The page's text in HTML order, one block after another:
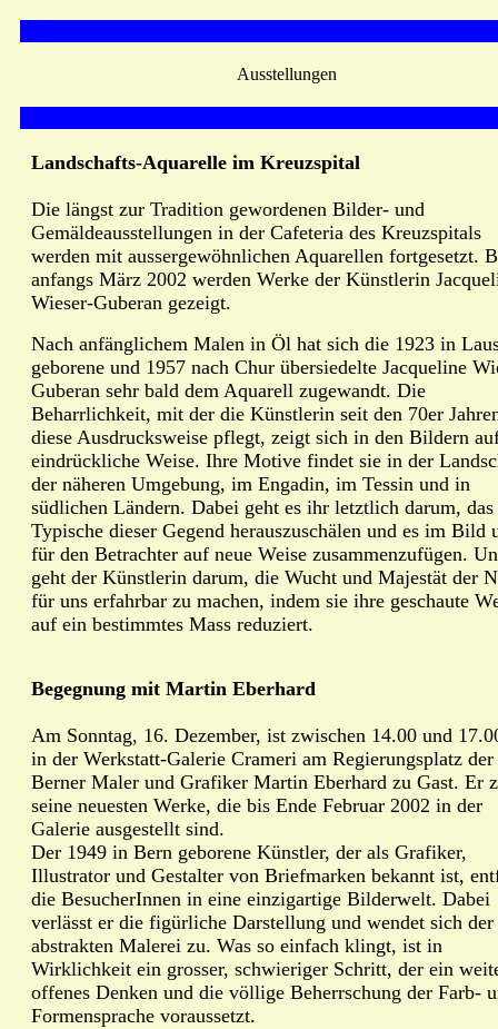
Ausstellungen
Landschafts-Aquarelle im Kreuzspital
Die längst zur Tradition gewordenen Bilder- und
Gemäldeausstellungen in der Cafeteria des Kreuzspitals
werden mit aussergewöhnlichen Aquarellen fortgesetzt.
anfangs März 2002 werden Werke der Künstlerin
Wieser-Guberan gezeigt.
Nach anfänglichem Malen in Öl hat sich die 1923 in
geborene und 1957 nach Chur übersiedelte Jacqueline
Guberan sehr bald dem Aquarell zugewandt. Die
Beharrlichkeit, mit der die Künstlerin seit den 70er
diese Ausdrucksweise pflegt, zeigt sich in den Bildern
eindrückliche Weise. Ihre Motive findet sie in der
der näheren Umgebung, im Engadin, im Tessin und in
südlichen Ländern. Dabei geht es ihr letztlich darum, das
Typische dieser Gegend herauszuschälen und es im Bild
für den Betrachter auf neue Weise zusammenzufügen.
geht der Künstlerin darum, die Wucht und Majestät der
für uns erfahrbar zu machen, indem sie ihre geschaute
auf ein bestimmtes Mass reduziert.
Begegnung mit Martin Eberhard
Am Sonntag, 16. Dezember, ist zwischen 14.00 und
in der Werkstatt-Galerie Crameri am Regierungsplatz der
Berner Maler und Grafiker Martin Eberhard zu Gast. Er
seine neuesten Werke, die bis Ende Februar 2002 in der
Galerie ausgestellt sind.
Der 1949 in Bern geborene Künstler, der als Grafiker,
Illustrator und Gestalter von Briefmarken bekannt ist,
die BesucherInnen in eine einzigartige Bilderwelt. Dabei
verlässt er die figürliche Darstellung und wendet sich der
abstrakten Malerei zu. Was so einfach klingt, ist in
Wirklichkeit ein grosser, schwieriger Schritt, der ein
offenes Denken und die völlige Beherrschung der Farb-
Formensprache voraussetzt.